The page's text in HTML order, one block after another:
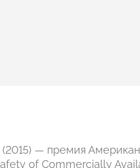
— премия
of Commercially